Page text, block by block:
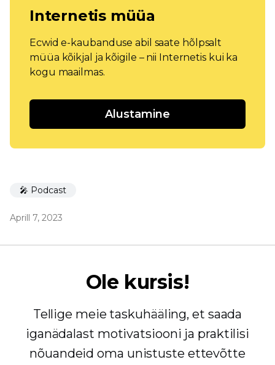
Internetis müüa
Ecwid e-kaubanduse abil saate hõlpsalt
müüa kõikjal ja kõigile – nii Internetis kui ka
kogu maailmas.
Alustamine
🎤 Podcast
Aprill 7, 2023
Ole kursis!
Tellige meie taskuhääling, et saada
iganädalast motivatsiooni ja praktilisi
nõuandeid oma unistuste ettevõtte